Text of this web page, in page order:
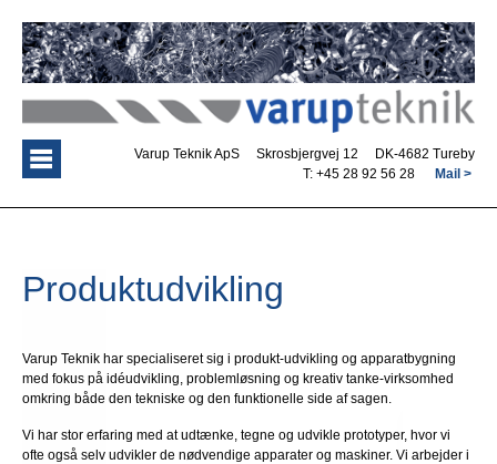
Varup Teknik ApS Skrosbjergvej 12 DK-4682 Tureby
T: +45 28 92 56 28
Mail >
Produktudvikling
Varup Teknik har specialiseret sig i produkt-udvikling og apparatbygning
med fokus på idéudvikling, problemløsning og kreativ tanke-virksomhed
omkring både den tekniske og den funktionelle side af sagen.
Vi har stor erfaring med at udtænke, tegne og udvikle prototyper, hvor vi
ofte også selv udvikler de nødvendige apparater og maskiner. Vi arbejder i